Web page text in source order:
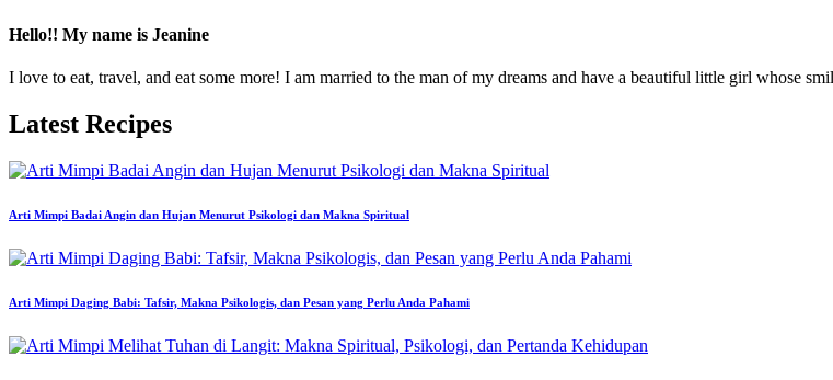
Hello!! My name is Jeanine
I love to eat, travel, and eat some more! I am married to the man of my dreams and have a beautiful little girl whose
Latest Recipes
Arti Mimpi Badai Angin dan Hujan Menurut Psikologi dan Makna Spiritual
Arti Mimpi Daging Babi: Tafsir, Makna Psikologis, dan Pesan yang Perlu Anda Pahami